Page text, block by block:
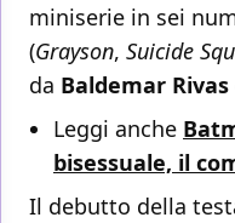
miniserie in sei
(Grayson, Suicide
da Baldemar Rivas
Leggi anche
bisessuale, il
Il debutto della